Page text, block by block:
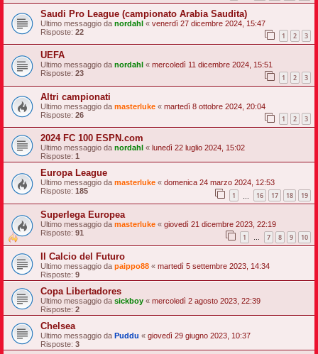
Saudi Pro League (campionato Arabia Saudita)
Ultimo messaggio da nordahl « venerdì 27 dicembre 2024, 15:47
Risposte: 22 1 2 3
UEFA
Ultimo messaggio da nordahl « mercoledì 11 dicembre 2024, 15:51
Risposte: 23 1 2 3
Altri campionati
Ultimo messaggio da masterluke « martedì 8 ottobre 2024, 20:04
Risposte: 26 1 2 3
2024 FC 100 ESPN.com
Ultimo messaggio da nordahl « lunedì 22 luglio 2024, 15:02
Risposte: 1
Europa League
Ultimo messaggio da masterluke « domenica 24 marzo 2024, 12:53
Risposte: 185 1 16 17 18 19
Superlega Europea
Ultimo messaggio da masterluke « giovedì 21 dicembre 2023, 22:19
Risposte: 91 1 … 7 8 9 10
Il Calcio del Futuro
Ultimo messaggio da paippo88 « martedì 5 settembre 2023, 14:34
Risposte: 9
Copa Libertadores
Ultimo messaggio da sickboy « mercoledì 2 agosto 2023, 22:39
Risposte: 2
Chelsea
Ultimo messaggio da Puddu « giovedì 29 giugno 2023, 10:37
Risposte: 3